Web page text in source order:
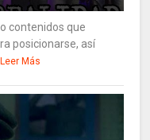
contenidos que
posicionarse, así
Leer Más